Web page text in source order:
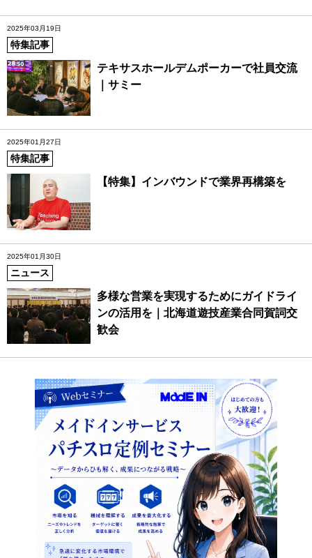
2025年03月19日
特集記事
テキサスホールデムポーカーで社員交流
｜サミー
2025年01月27日
特集記事
【特集】インバウンドで業界再構築を
2025年01月30日
ニュース
多様な営業を実現するためにガイドライ
ンの活用を｜北海道遊技産業合同賀詞交
歓会